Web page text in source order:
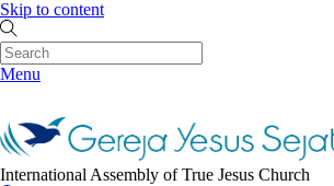
Skip to content
Menu
International Assembly of True Jesus Church